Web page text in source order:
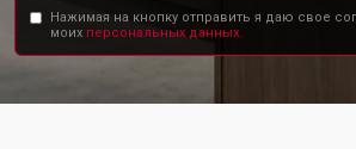
Нажимая на кнопку отправить я даю свое
моих персональных данных.